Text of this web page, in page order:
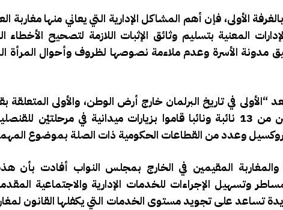
الأولى، فإن أهم المشاكل الإدارية التي يعاني منها مغاربة
المعنية بتسليم وثائق الإثبات اللازمة لتصحيح الأخطاء
مدونة الأسرة وعدم ملاءمة نصوصها لظروف وأحوال المرأة
في تاريخ البرلمان خارج أرض الوطن، والأولى المتعلقة
الخارجية”، كاشفة أن أعضاء المهمة الاستطلاعية المكوّنين من 13 نائبة ونائبا قاموا بزيارات ميدانية في
وعدد من القطاعات الحكومية ذات الصلة بموضوع
المقيمين في الخارج بمجلس النواب أفادت بأن
وتسهيل الإجراءات للخدمات الإدارية والاجتماعية
على تجويد مستوى الخدمات التي يكفلها القانون